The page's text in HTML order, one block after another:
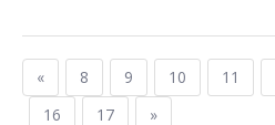
« 8 9 10 11
16
17 »